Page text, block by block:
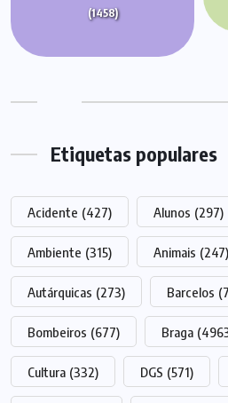
(1458)
Etiquetas populares
Acidente (427) Alunos (297)
Ambiente (315) Animais (247)
Autárquicas (273) Barcelos
Bombeiros (677) Braga
Cultura (332) DGS (571)